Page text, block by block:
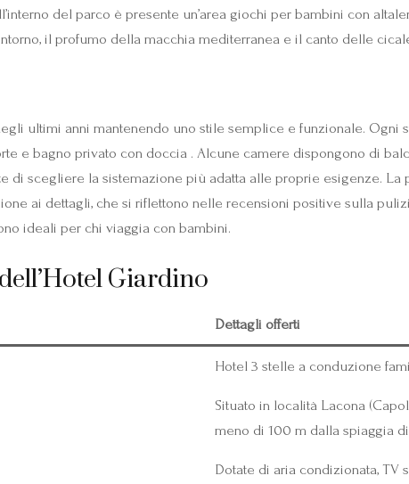
del parco è presente un’area giochi per bambini con
il profumo della macchia mediterranea e il canto delle
ultimi anni mantenendo uno stile semplice e funzionale. Ogni
e bagno privato con doccia . Alcune camere dispongono di
di scegliere la sistemazione più adatta alle proprie esigenze.
ai dettagli, che si riflettono nelle recensioni positive sulla
ideali per chi viaggia con bambini.
Giardino
Dettagli offerti
Hotel 3 stelle a conduzione
Situato in località Lacona
meno di 100 m dalla spiaggia
Dotate di aria condizionata, TV